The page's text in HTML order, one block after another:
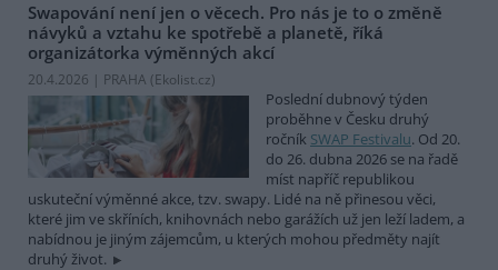
Swapování není jen o věcech. Pro nás je to o změně
návyků a vztahu ke spotřebě a planetě, říká
organizátorka výměnných akcí
20.4.2026 | PRAHA (Ekolist.cz)
Poslední dubnový týden
proběhne v Česku druhý
ročník SWAP Festivalu. Od 20.
do 26. dubna 2026 se na řadě
míst napříč republikou
uskuteční výměnné akce, tzv. swapy. Lidé na ně přinesou věci,
které jim ve skříních, knihovnách nebo garážích už jen leží ladem, a
nabídnou je jiným zájemcům, u kterých mohou předměty najít
druhý život.